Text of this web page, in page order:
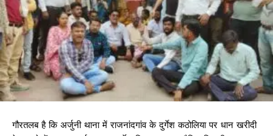
गौरतलब है कि अर्जुनी थाना में राजनांदगांव के दुर्गेश कठोलिया पर धान खरीदी